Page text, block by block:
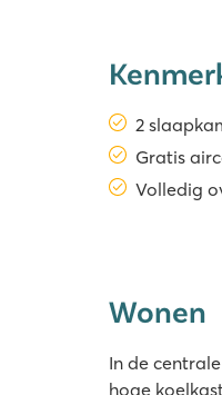
2
Gratis
Volledig
Wonen
In de
hoge